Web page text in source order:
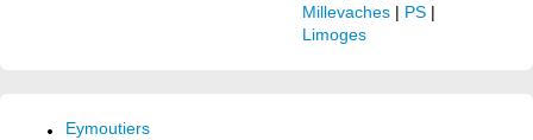
Millevaches | PS |
Limoges
Eymoutiers